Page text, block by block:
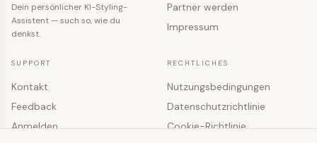
Dein persönlicher KI-Styling-
Assistent — such so, wie du
denkst.
Partner werden
Impressum
SUPPORT
Kontakt
Feedback
Anmelden
RECHTLICHES
Nutzungsbedingungen
Datenschutzrichtlinie
Cookie-Richtlinie